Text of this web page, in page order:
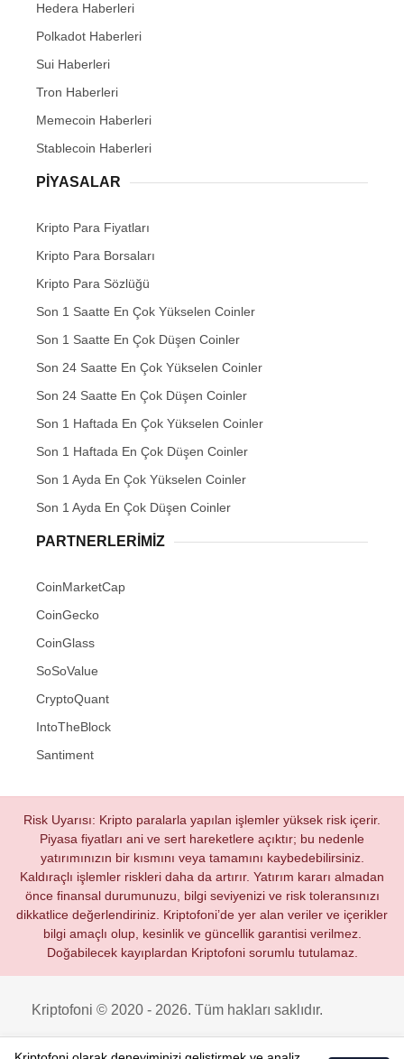
Hedera Haberleri
Polkadot Haberleri
Sui Haberleri
Tron Haberleri
Memecoin Haberleri
Stablecoin Haberleri
PIYASALAR
Kripto Para Fiyatları
Kripto Para Borsaları
Kripto Para Sözlüğü
Son 1 Saatte En Çok Yükselen Coinler
Son 1 Saatte En Çok Düşen Coinler
Son 24 Saatte En Çok Yükselen Coinler
Son 24 Saatte En Çok Düşen Coinler
Son 1 Haftada En Çok Yükselen Coinler
Son 1 Haftada En Çok Düşen Coinler
Son 1 Ayda En Çok Yükselen Coinler
Son 1 Ayda En Çok Düşen Coinler
PARTNERLERIMIZ
CoinMarketCap
CoinGecko
CoinGlass
SoSoValue
CryptoQuant
IntoTheBlock
Santiment
Risk Uyarısı: Kripto paralarla yapılan işlemler yüksek risk içerir.
Piyasa fiyatları ani ve sert hareketlere açıktır; bu nedenle
yatırımınızın bir kısmını veya tamamını kaybedebilirsiniz.
Kaldıraçlı işlemler riskleri daha da artırır. Yatırım kararı almadan
önce finansal durumunuzu, bilgi seviyenizi ve risk toleransınızı
dikkatlice değerlendiriniz. Kriptofoni’de yer alan veriler ve içerikler
bilgi amaçlı olup, kesinlik ve güncellik garantisi verilmez.
Doğabilecek kayıplardan Kriptofoni sorumlu tutulamaz.
Kriptofoni © 2020 - 2026. Tüm hakları saklıdır.